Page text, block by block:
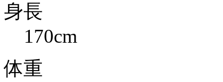
身長
170cm
体重